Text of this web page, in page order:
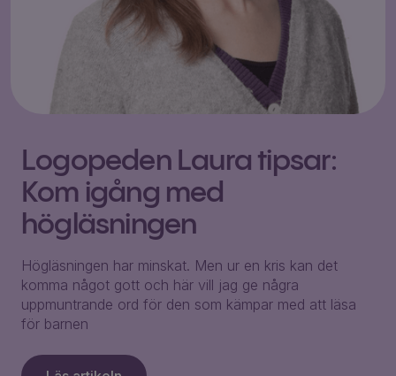
Logopeden Laura tipsar:
Kom igång med
högläsningen
Högläsningen har minskat. Men ur en kris kan det
komma något gott och här vill jag ge några
uppmuntrande ord för den som kämpar med att läsa
för barnen